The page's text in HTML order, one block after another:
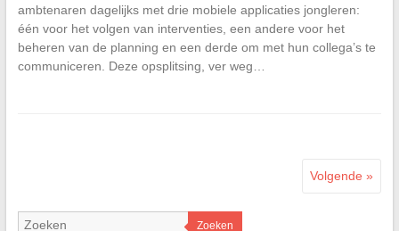
ambtenaren dagelijks met drie mobiele applicaties jongleren:
één voor het volgen van interventies, een andere voor het
beheren van de planning en een derde om met hun collega’s te
communiceren. Deze opsplitsing, ver weg…
Volgende »
Zoeken